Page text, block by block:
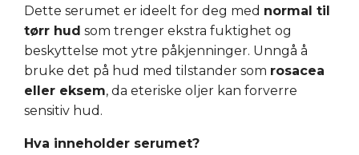
Dette serumet er ideelt for deg med normal til
tørr hud som trenger ekstra fuktighet og
beskyttelse mot ytre påkjenninger. Unngå å
bruke det på hud med tilstander som rosacea
eller eksem, da eteriske oljer kan forverre
sensitiv hud.
Hva inneholder serumet?